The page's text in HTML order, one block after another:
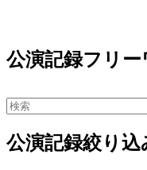
公演記録フリ
公演記録絞り込